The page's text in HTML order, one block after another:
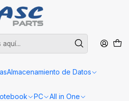
Almacenamiento de Datos
PC All in One